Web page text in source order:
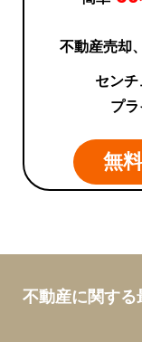
不動産売却
セン
プ
無
不動産に関す